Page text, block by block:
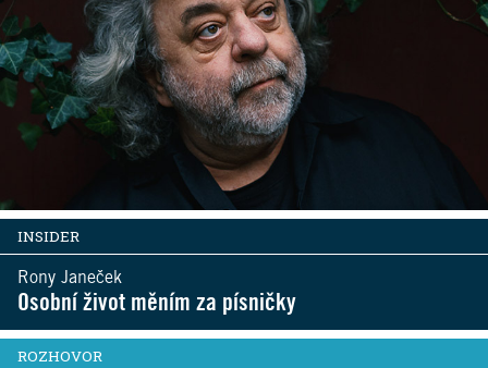
INSIDER
Rony Janeček
Osobní život měním za písničky
ROZHOVOR